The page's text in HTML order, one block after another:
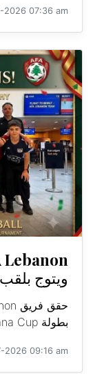
2026 07:36 am
ويتوج بلقب Dana Cup العالمية
بطولة Dana Cup العالمية في الدنمارك لفئة...
2026 09:16 am